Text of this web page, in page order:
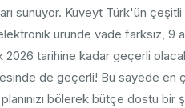
sunuyor. Kuveyt Türk'ün
üründe vade farksız, 9
2026 tarihine kadar geçerli
de geçerli! Bu sayede en
bölerek bütçe dostu